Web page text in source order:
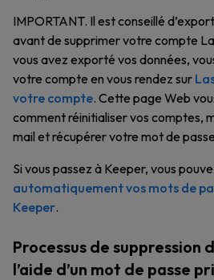
IMPORTANT. Il est conseillé
avant de supprimer votre compte
vous avez exporté vos données,
votre compte en vous rendez sur
votre compte. Cette page Web
comment réinitialiser vos comptes,
mail et récupérer votre mot de
Si vous passez à Keeper, vous
automatiquement vos mots de
Keeper.
Processus de suppression
l’aide d’un mot de passe